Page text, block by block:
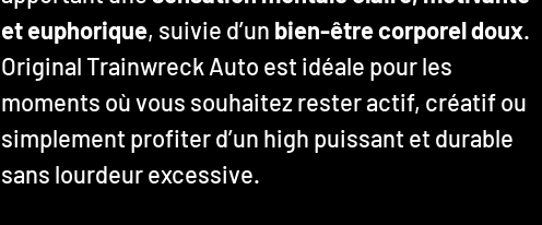
et euphorique, suivie d’un bien-être corporel doux.
Original Trainwreck Auto est idéale pour les
moments où vous souhaitez rester actif, créatif ou
simplement profiter d’un high puissant et durable
sans lourdeur excessive.